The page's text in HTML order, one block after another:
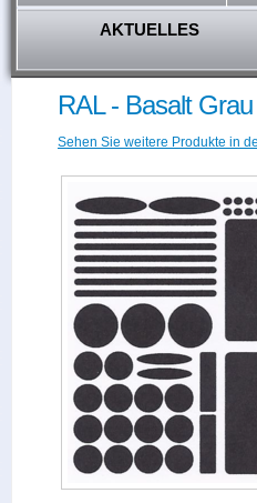
AKTUELLES
RAL - Basalt
Sehen Sie weitere Produkte in